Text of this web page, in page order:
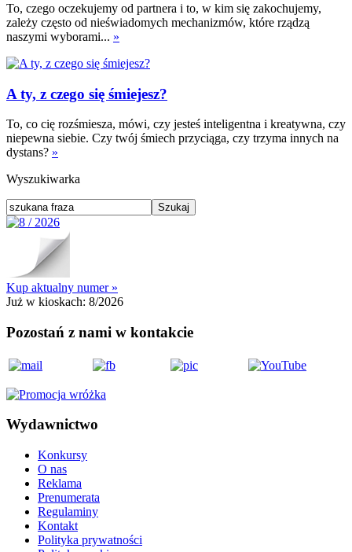
To, czego oczekujemy od partnera i to, w kim się zakochujemy,
zależy często od nieświadomych mechanizmów, które rządzą
naszymi wyborami... »
A ty, z czego się śmiejesz?
To, co cię rozśmiesza, mówi, czy jesteś inteligentna i kreatywna, czy
niepewna siebie. Czy twój śmiech przyciąga, czy trzyma innych na
dystans? »
Wyszukiwarka
Kup aktualny numer »
Już w kioskach: 8/2026
Pozostań z nami w kontakcie
Wydawnictwo
Konkursy
O nas
Reklama
Prenumerata
Regulaminy
Kontakt
Polityka prywatności